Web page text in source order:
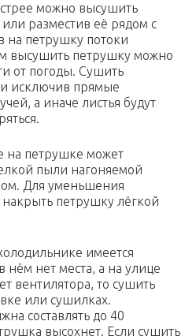
можно высушить
разместив её рядом с
на петрушку потоки
высушить петрушку можно
от погоды. Сушить
исключив прямые
а иначе листья будут
на петрушке может
пыли нагоняемой
Для уменьшения
петрушку лёгкой
имеется
нём нет места, а на улице
вентилятора, то сушить
или сушилках.
составлять до 40
высохнет. Если сушить